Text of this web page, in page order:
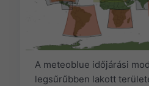
A meteoblue időjárási
legsűrűbben lakott